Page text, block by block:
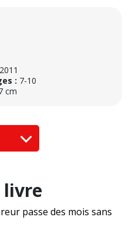
: 7-10
cm
livre
passe des mois sans